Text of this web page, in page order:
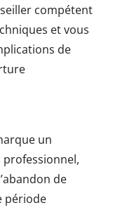
compétent
et vous
de
un
de
période